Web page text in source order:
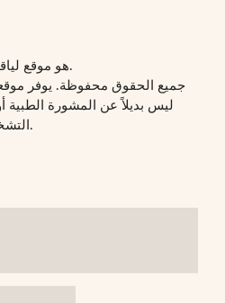
© 2026 Verywelfit هو موقع لياقة بدنية.
جميع الحقوق محفوظة. يوفر
.